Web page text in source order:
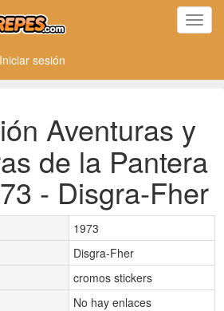
Iniciar sesión
Aventuras y
de la Pantera
- Disgra-Fher
1973
Disgra-Fher
cromos stickers
No hay enlaces